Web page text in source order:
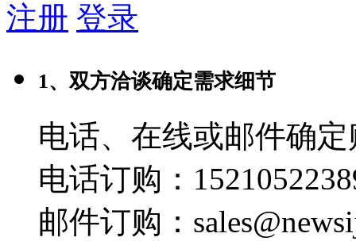
注册 登录
1、双方洽谈确定需求细节
电话、在线或邮件确
电话订购：
邮件订购：